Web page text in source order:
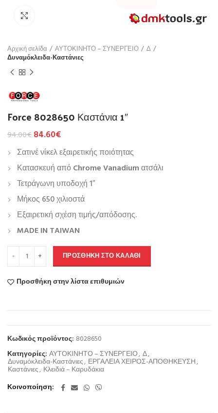
Αρχική σελίδα ΑΥΤΟΚΙΝΗΤΟ – ΣΥΝΕΡΓΕΙΟ
Δ
Δυναμόκλειδα-Καστάνιες
Force 8028650 Καστάνια 1″
94.00€84.60€
Σατινέ νίκελ εξαιρετικής ποιότητας
Κατασκευή απόChrome Vanadiumατσάλι
Τετράγωνη υποδοχή 1″
Μήκος 650 χιλιοστά
Εξαιρετική σχέση τιμής/απόδοσης.
MADE IN TAIWAN
ΠΡΟΣΘΉΚΗ ΣΤΟ ΚΑΛΆΘΙ
Προσθήκη στην λίστα επιθυμιών
Κωδικός προϊόντος: 8028650
Κατηγορίες: ΑΥΤΟΚΙΝΗΤΟ – ΣΥΝΕΡΓΕΙΟ, Δ,
Δυναμόκλειδα-Καστάνιες, ΕΡΓΑΛΕΙΑ ΧΕΙΡΟΣ-ΑΠΟΘΗΚΕΥΣΗ,
Καστάνιες, Κλειδιά – Καρυδάκια
Κοινοποίηση